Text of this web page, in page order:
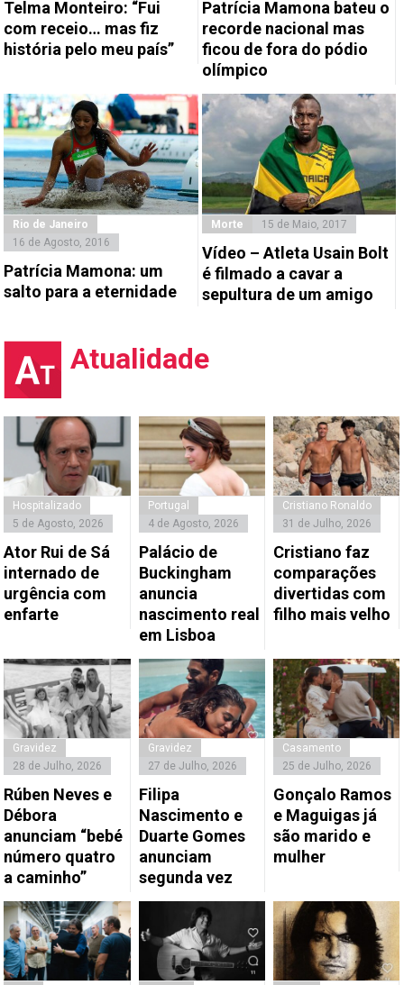
Telma Monteiro: “Fui
com receio… mas fiz
história pelo meu país”
Patrícia Mamona bateu o
recorde nacional mas
ficou de fora do pódio
olímpico
Rio de Janeiro
16 de Agosto, 2016
Patrícia Mamona: um
salto para a eternidade
Morte 15 de Maio, 2017
Vídeo – Atleta Usain Bolt
é filmado a cavar a
sepultura de um amigo
Atualidade
Hospitalizado
5 de Agosto, 2026
Ator Rui de Sá
internado de
urgência com
enfarte
Portugal
4 de Agosto, 2026
Palácio de
Buckingham
anuncia
nascimento real
em Lisboa
Cristiano Ronaldo
31 de Julho, 2026
Cristiano faz
comparações
divertidas com
filho mais velho
Gravidez
28 de Julho, 2026
Rúben Neves e
Débora
anunciam “bebé
número quatro
a caminho”
Gravidez
27 de Julho, 2026
Filipa
Nascimento e
Duarte Gomes
anunciam
segunda vez
Casamento
25 de Julho, 2026
Gonçalo Ramos
e Maguigas já
são marido e
mulher